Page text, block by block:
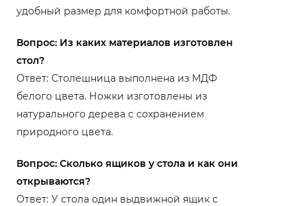
удобный размер для комфортной работы.
Вопрос: Из каких материалов изготовлен
стол?
Ответ: Столешница выполнена из МДФ
белого цвета. Ножки изготовлены из
натурального дерева с сохранением
природного цвета.
Вопрос: Сколько ящиков у стола и как они
открываются?
Ответ: У стола один выдвижной ящик с